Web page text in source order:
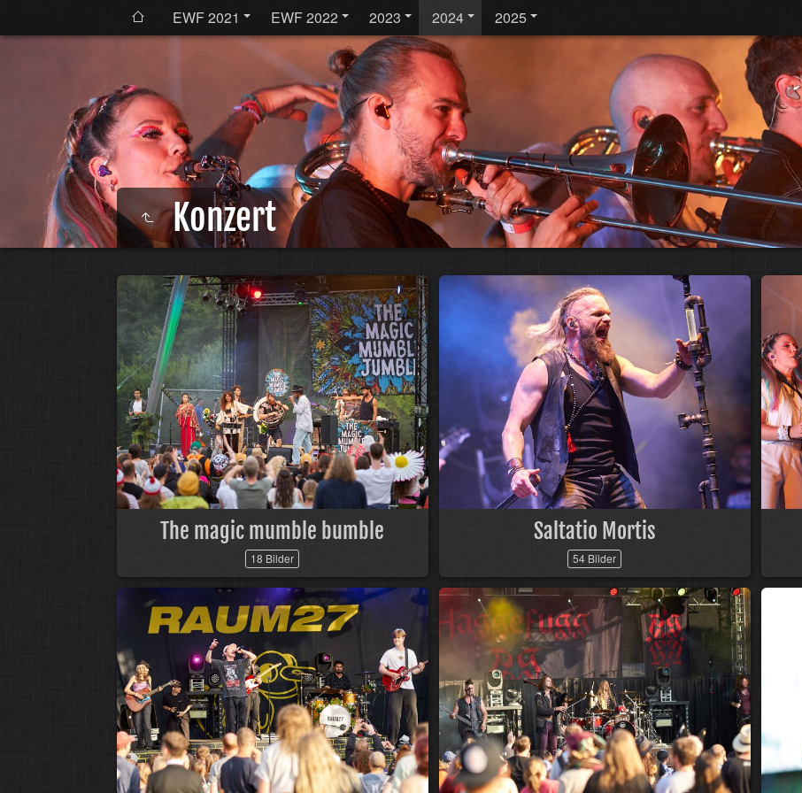
EWF 2021 EWF 2022 2023 2024 2025
Konzert
The magic mumble bumble
18 Bilder
Saltatio Mortis
54 Bilder